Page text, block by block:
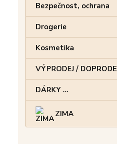
Bezpečnost, ochrana
Drogerie
Kosmetika
VÝPRODEJ /
DÁRKY ...
ZIMA